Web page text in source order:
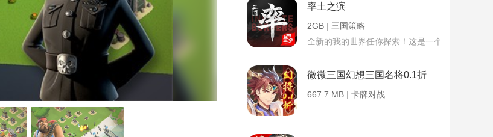
率土之滨
2GB | 三国策略
全新的我的世界任你探索！这是一个小提示字段。
微微三国幻想三国名将0.1折
667.7 MB | 卡牌对战